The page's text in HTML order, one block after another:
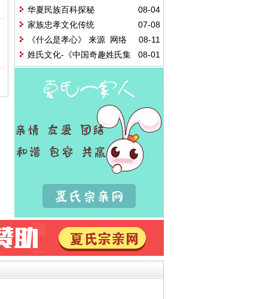
错的姓氏》
08-04
华夏民族百科探秘
07-08
家族忠孝文化传统
08-11
《什么是孝心》 来源 网络
08-01
姓氏文化-《中国奇趣姓氏集
锦》